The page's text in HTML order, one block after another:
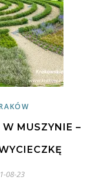
W MUSZYNIE –
08-23